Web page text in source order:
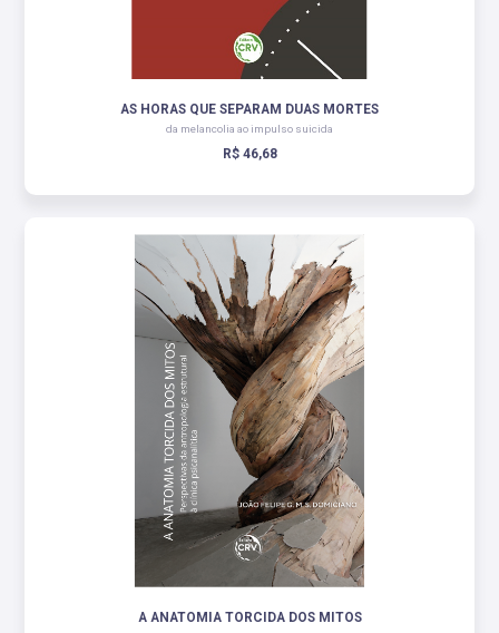
AS HORAS QUE SEPARAM DUAS MORTES
da melancolia ao impulso suicida
R$ 46,68
A ANATOMIA TORCIDA DOS MITOS